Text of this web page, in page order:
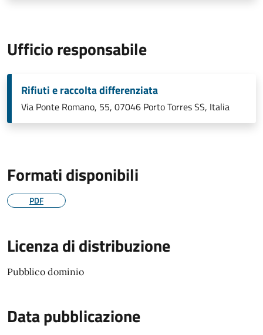
Ufficio responsabile
Rifiuti e raccolta differenziata
Via Ponte Romano, 55, 07046 Porto Torres SS, Italia
Formati disponibili
PDF
Licenza di distribuzione
Pubblico dominio
Data pubblicazione